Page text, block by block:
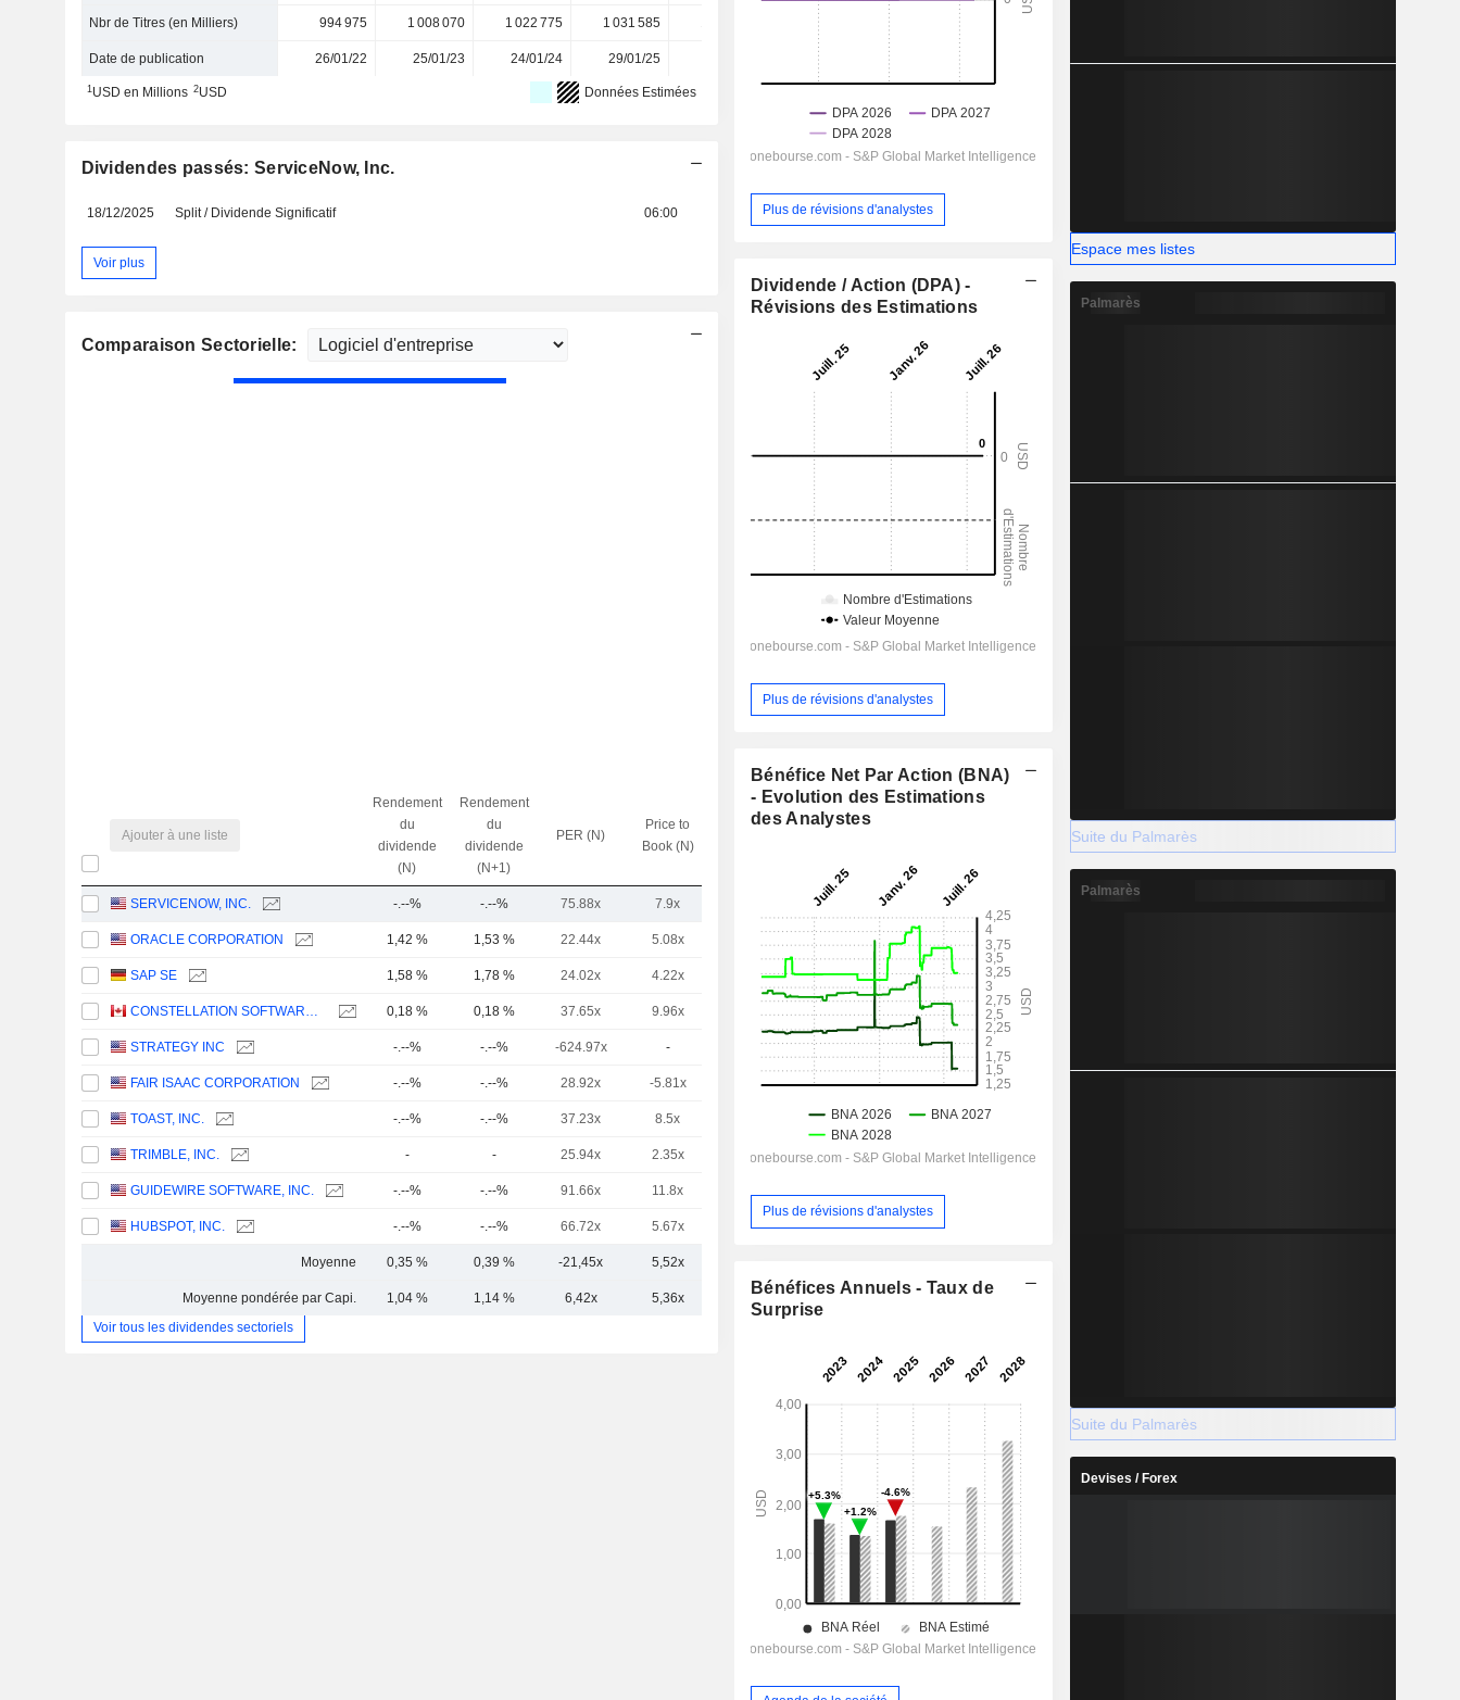
Nbr de Titres (en Milliers) 994 975 1 008 070 1 022 775 1 031 585 1 033 862
Date de publication 26/01/22 25/01/23 24/01/24 29/01/25
1USD en Millions 2USD Données Estimées
Dividendes passés: ServiceNow, Inc.
18/12/2025 Split / Dividende Significatif 06:00
Voir plus
Comparaison Sectorielle:
Ajouter à une liste
Rendement
du
dividende
(N)
Rendement
du
dividende
(N+1)
PER (N)
Price to
Book (N)
SERVICENOW, INC. -.--% -.--% 75.88x 7.9x
ORACLE CORPORATION 1,42 % 1,53 % 22.44x 5.08x
SAP SE 1,58 % 1,78 % 24.02x 4.22x 4.8x
CONSTELLATION SOFTWARE INC. 0,18 % 0,18 % 37.65x 9.96x 3.58x
STRATEGY INC -.--% -.--% -624.97x - 82.08x
FAIR ISAAC CORPORATION -.--% -.--% 28.92x -5.81x 11.35x
TOAST, INC. -.--% -.--% 37.23x 8.5x
TRIMBLE, INC. - - 25.94x 2.35x 3.72x
GUIDEWIRE SOFTWARE, INC. -.--% -.--% 91.66x 11.8x
HUBSPOT, INC. -.--% -.--% 66.72x 5.67x 2.95x
Moyenne 0,35 % 0,39 % -21,45x 5,52x
Moyenne pondérée par Capi. 1,04 % 1,14 % 6,42x 5,36x
8,94x
Voir tous les dividendes sectoriels
Plus de révisions d'analystes
Dividende / Action (DPA) -
Révisions des Estimations
Plus de révisions d'analystes
Bénéfice Net Par Action (BNA)
- Evolution des Estimations
des Analystes
Plus de révisions d'analystes
Bénéfices Annuels - Taux de
Surprise
Espace mes listes
Palmarès
Suite du Palmarès
Palmarès
Suite du Palmarès
Devises / Forex